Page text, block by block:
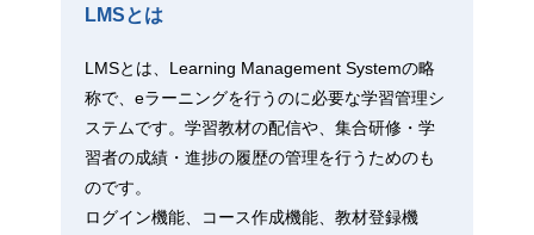
LMSとは
LMSとは、Learning Management Systemの略
称で、eラーニングを行うのに必要な学習管理シ
ステムです。学習教材の配信や、集合研修・学
習者の成績・進捗の履歴の管理を行うためのも
のです。
ログイン機能、コース作成機能、教材登録機